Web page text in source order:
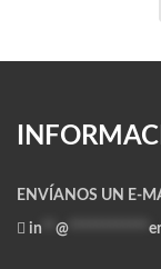
ENVÍANOS UN E-
in @